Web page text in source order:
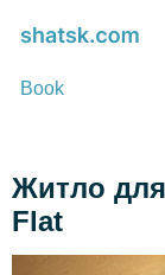
Book
Житло для
Flat